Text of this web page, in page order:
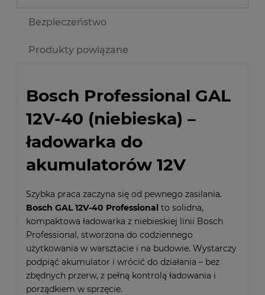
Bezpieczeństwo
Produkty powiązane
Bosch Professional GAL
12V-40 (niebieska) –
ładowarka do
akumulatorów 12V
Szybka praca zaczyna się od pewnego zasilania.
Bosch GAL 12V-40 Professional to solidna,
kompaktowa ładowarka z niebieskiej linii Bosch
Professional, stworzona do codziennego
użytkowania w warsztacie i na budowie. Wystarczy
podpiąć akumulator i wrócić do działania – bez
zbędnych przerw, z pełną kontrolą ładowania i
porządkiem w sprzęcie.